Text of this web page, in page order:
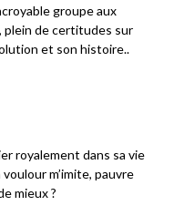
groupe aux
plein de certitudes sur
et son histoire..
royalement dans sa vie
m’imite, pauvre
mieux ?